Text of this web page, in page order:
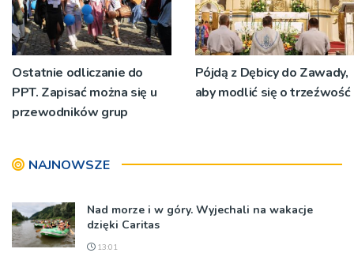
Ostatnie odliczanie do
PPT. Zapisać można się u
przewodników grup
Pójdą z Dębicy do Zawady,
aby modlić się o trzeźwość
NAJNOWSZE
Nad morze i w góry. Wyjechali na wakacje
dzięki Caritas
13:01